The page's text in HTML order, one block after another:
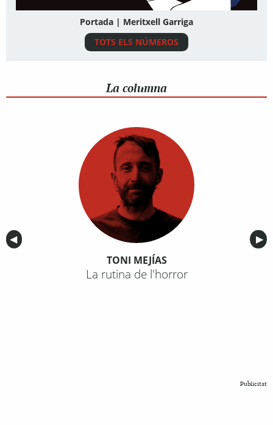
Portada | Meritxell Garriga
TOTS ELS NÚMEROS
La columna
Anterior
◀︎ ▶︎
TONI MEJÍAS
La rutina de l'horror
Publicitat